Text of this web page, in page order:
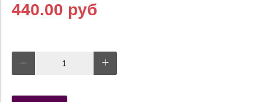
440.00 руб